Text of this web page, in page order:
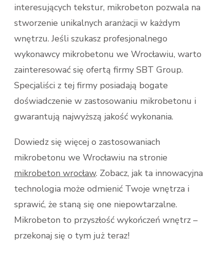
interesujących tekstur, mikrobeton pozwala na
stworzenie unikalnych aranżacji w każdym
wnętrzu. Jeśli szukasz profesjonalnego
wykonawcy mikrobetonu we Wrocławiu, warto
zainteresować się ofertą firmy SBT Group.
Specjaliści z tej firmy posiadają bogate
doświadczenie w zastosowaniu mikrobetonu i
gwarantują najwyższą jakość wykonania.
Dowiedz się więcej o zastosowaniach
mikrobetonu we Wrocławiu na stronie
mikrobeton wrocław. Zobacz, jak ta innowacyjna
technologia może odmienić Twoje wnętrza i
sprawić, że staną się one niepowtarzalne.
Mikrobeton to przyszłość wykończeń wnętrz –
przekonaj się o tym już teraz!